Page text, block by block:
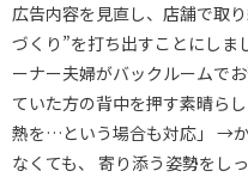
広告内容を見直し、店舗で取
づくり”を打ち出すことにし
ーナー夫婦がバックルームで
ていた方の背中を押す素晴ら
熱を…という場合も対応」 →
なくても、 寄り添う姿勢をし